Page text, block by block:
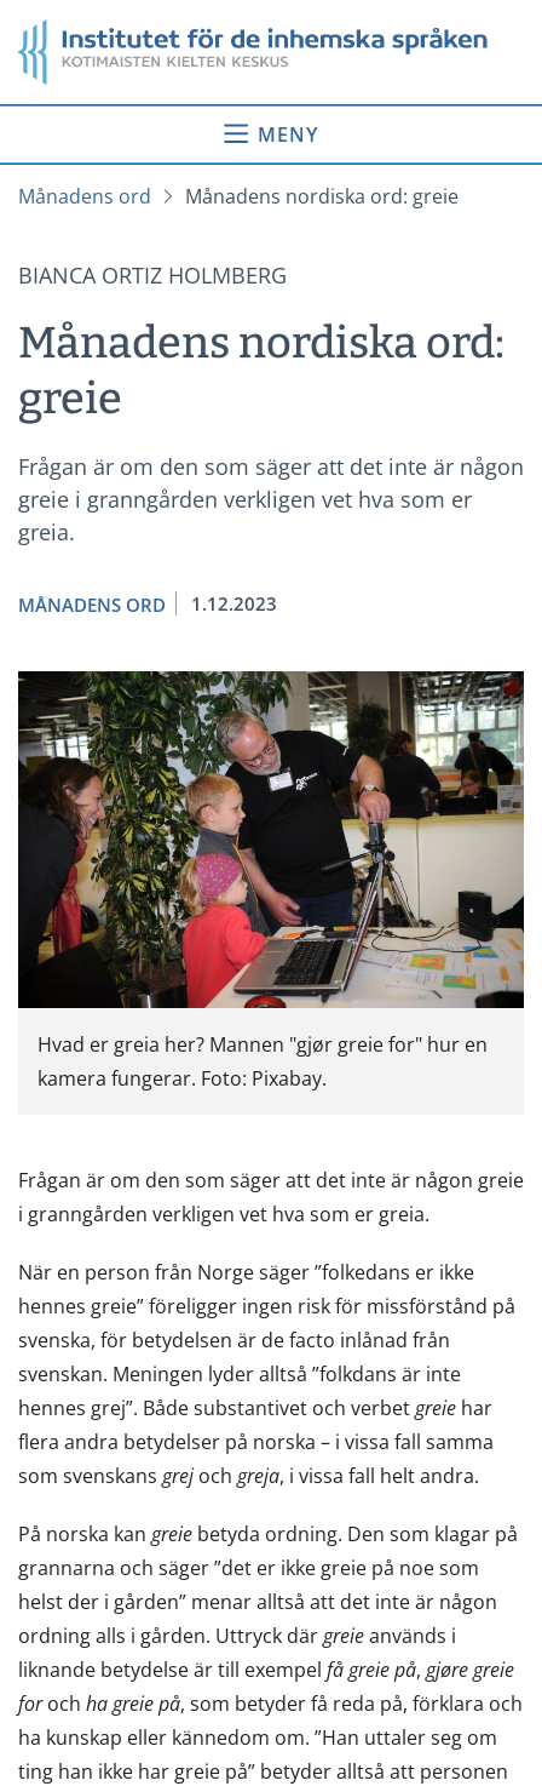
till
innehåll
Startsida
MENY
Månadens ord Månadens nordiska ord: greie
BIANCA ORTIZ HOLMBERG
Månadens nordiska ord:
greie
Frågan är om den som säger att det inte är någon
greie i granngården verkligen vet hva som er
greia.
MÅNADENS ORD 1.12.2023
Hvad er greia her? Mannen "gjør greie for" hur en
kamera fungerar. Foto: Pixabay.
Frågan är om den som säger att det inte är någon greie
i granngården verkligen vet hva som er greia.
När en person från Norge säger ”folkedans er ikke
hennes greie” föreligger ingen risk för missförstånd på
svenska, för betydelsen är de facto inlånad från
svenskan. Meningen lyder alltså ”folkdans är inte
hennes grej”. Både substantivet och verbetgreie har
flera andra betydelser på norska – i vissa fall samma
som svenskans grej och greja, i vissa fall helt andra.
På norska kan greie betyda ordning. Den som klagar på
grannarna och säger ”det er ikke greie på noe som
helst der i gården” menar alltså att det inte är någon
ordning alls i gården. Uttryck därgreieanvänds i
liknande betydelse är till exempel få greie på, gjøre greie
foroch ha greie på, som betyder få reda på, förklara och
ha kunskap eller kännedom om. ”Han uttaler seg om
ting han ikke har greie på” betyder alltså att personen